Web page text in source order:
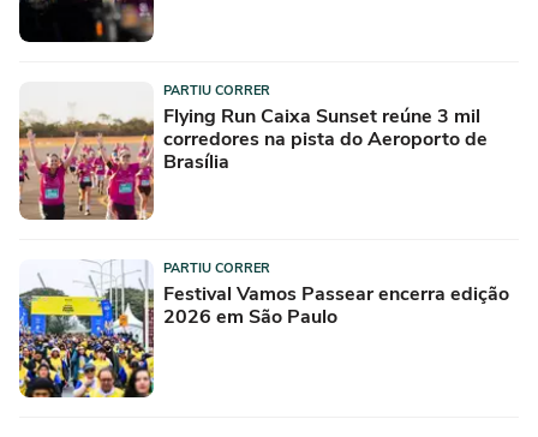
PARTIU CORRER
Flying Run Caixa Sunset reúne 3 mil
corredores na pista do Aeroporto de
Brasília
PARTIU CORRER
Festival Vamos Passear encerra edição
2026 em São Paulo